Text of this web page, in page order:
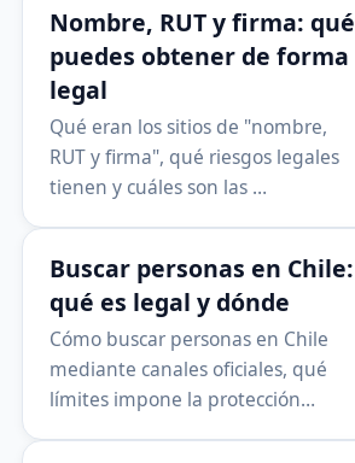
Nombre, RUT y firma: qué
puedes obtener de forma
legal
Qué eran los sitios de "nombre,
RUT y firma", qué riesgos legales
tienen y cuáles son las …
Buscar personas en Chile:
qué es legal y dónde
Cómo buscar personas en Chile
mediante canales oficiales, qué
límites impone la protección…